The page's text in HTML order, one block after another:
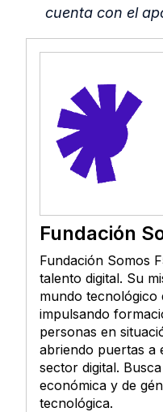
cuenta con el
Fundación
Fundación Somos
talento digital. Su
mundo tecnológico
impulsando
personas en
abriendo puertas a
sector digital.
económica y de
tecnológica.